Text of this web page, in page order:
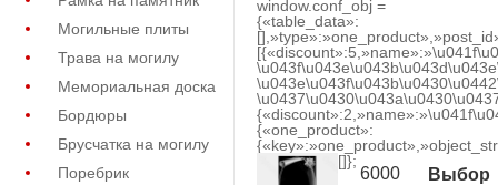
Могильные плиты
Трава на могилу
Мемориальная доска
Бордюры
Брусчатка на могилу
Поребрик
window.conf_obj =
{«table_data»:
{«one_product»:
[]};
6000
Выбор